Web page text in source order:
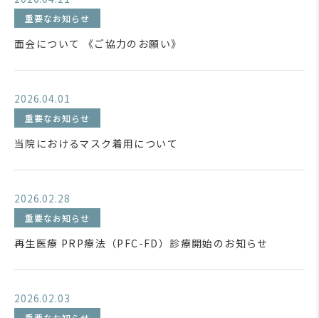
重要なお知らせ
面会について 《ご協力のお願い》
2026.04.01
重要なお知らせ
当院におけるマスク着用について
2026.02.28
重要なお知らせ
再生医療 PRP療法（PFC-FD）診療開始のお知らせ
2026.02.03